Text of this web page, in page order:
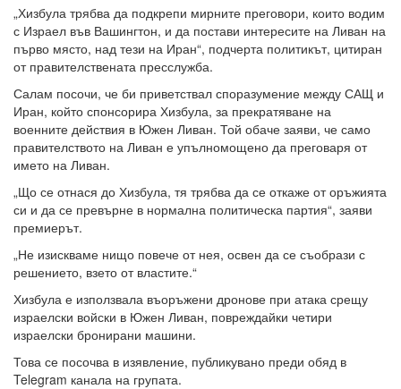
„Хизбула трябва да подкрепи мирните преговори, които водим
с Израел във Вашингтон, и да постави интересите на Ливан на
първо място, над тези на Иран“, подчерта политикът, цитиран
от правителствената пресслужба.
Салам посочи, че би приветствал споразумение между САЩ и
Иран, който спонсорира Хизбула, за прекратяване на
военните действия в Южен Ливан. Той обаче заяви, че само
правителството на Ливан е упълномощено да преговаря от
името на Ливан.
„Що се отнася до Хизбула, тя трябва да се откаже от оръжията
си и да се превърне в нормална политическа партия“, заяви
премиерът.
„Не изискваме нищо повече от нея, освен да се съобрази с
решението, взето от властите.“
Хизбула е използвала въоръжени дронове при атака срещу
израелски войски в Южен Ливан, повреждайки четири
израелски бронирани машини.
Това се посочва в изявление, публикувано преди обяд в
Telegram канала на групата.